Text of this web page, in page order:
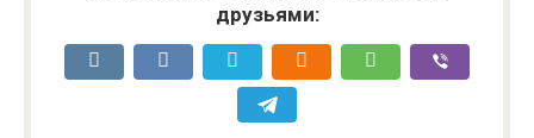
друзьями: